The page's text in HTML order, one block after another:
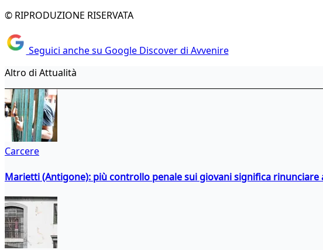
© RIPRODUZIONE RISERVATA
Seguici anche su Google Discover di Avvenire
Altro di Attualità
Carcere
Marietti (Antigone): più controllo penale sui giovani significa rinunciare